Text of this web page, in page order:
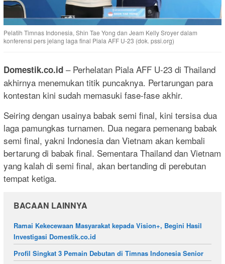
Pelatih Timnas Indonesia, Shin Tae Yong dan Jeam Kelly Sroyer dalam
konferensi pers jelang laga final Piala AFF U-23 (dok. pssi.org)
Domestik.co.id – Perhelatan Piala AFF U-23 di Thailand
akhirnya menemukan titik puncaknya. Pertarungan para
kontestan kini sudah memasuki fase-fase akhir.
Seiring dengan usainya babak semi final, kini tersisa dua
laga pamungkas turnamen. Dua negara pemenang babak
semi final, yakni Indonesia dan Vietnam akan kembali
bertarung di babak final. Sementara Thailand dan Vietnam
yang kalah di semi final, akan bertanding di perebutan
tempat ketiga.
BACAAN LAINNYA
Ramai Kekecewaan Masyarakat kepada Vision+, Begini Hasil
Investigasi Domestik.co.id
Profil Singkat 3 Pemain Debutan di Timnas Indonesia Senior